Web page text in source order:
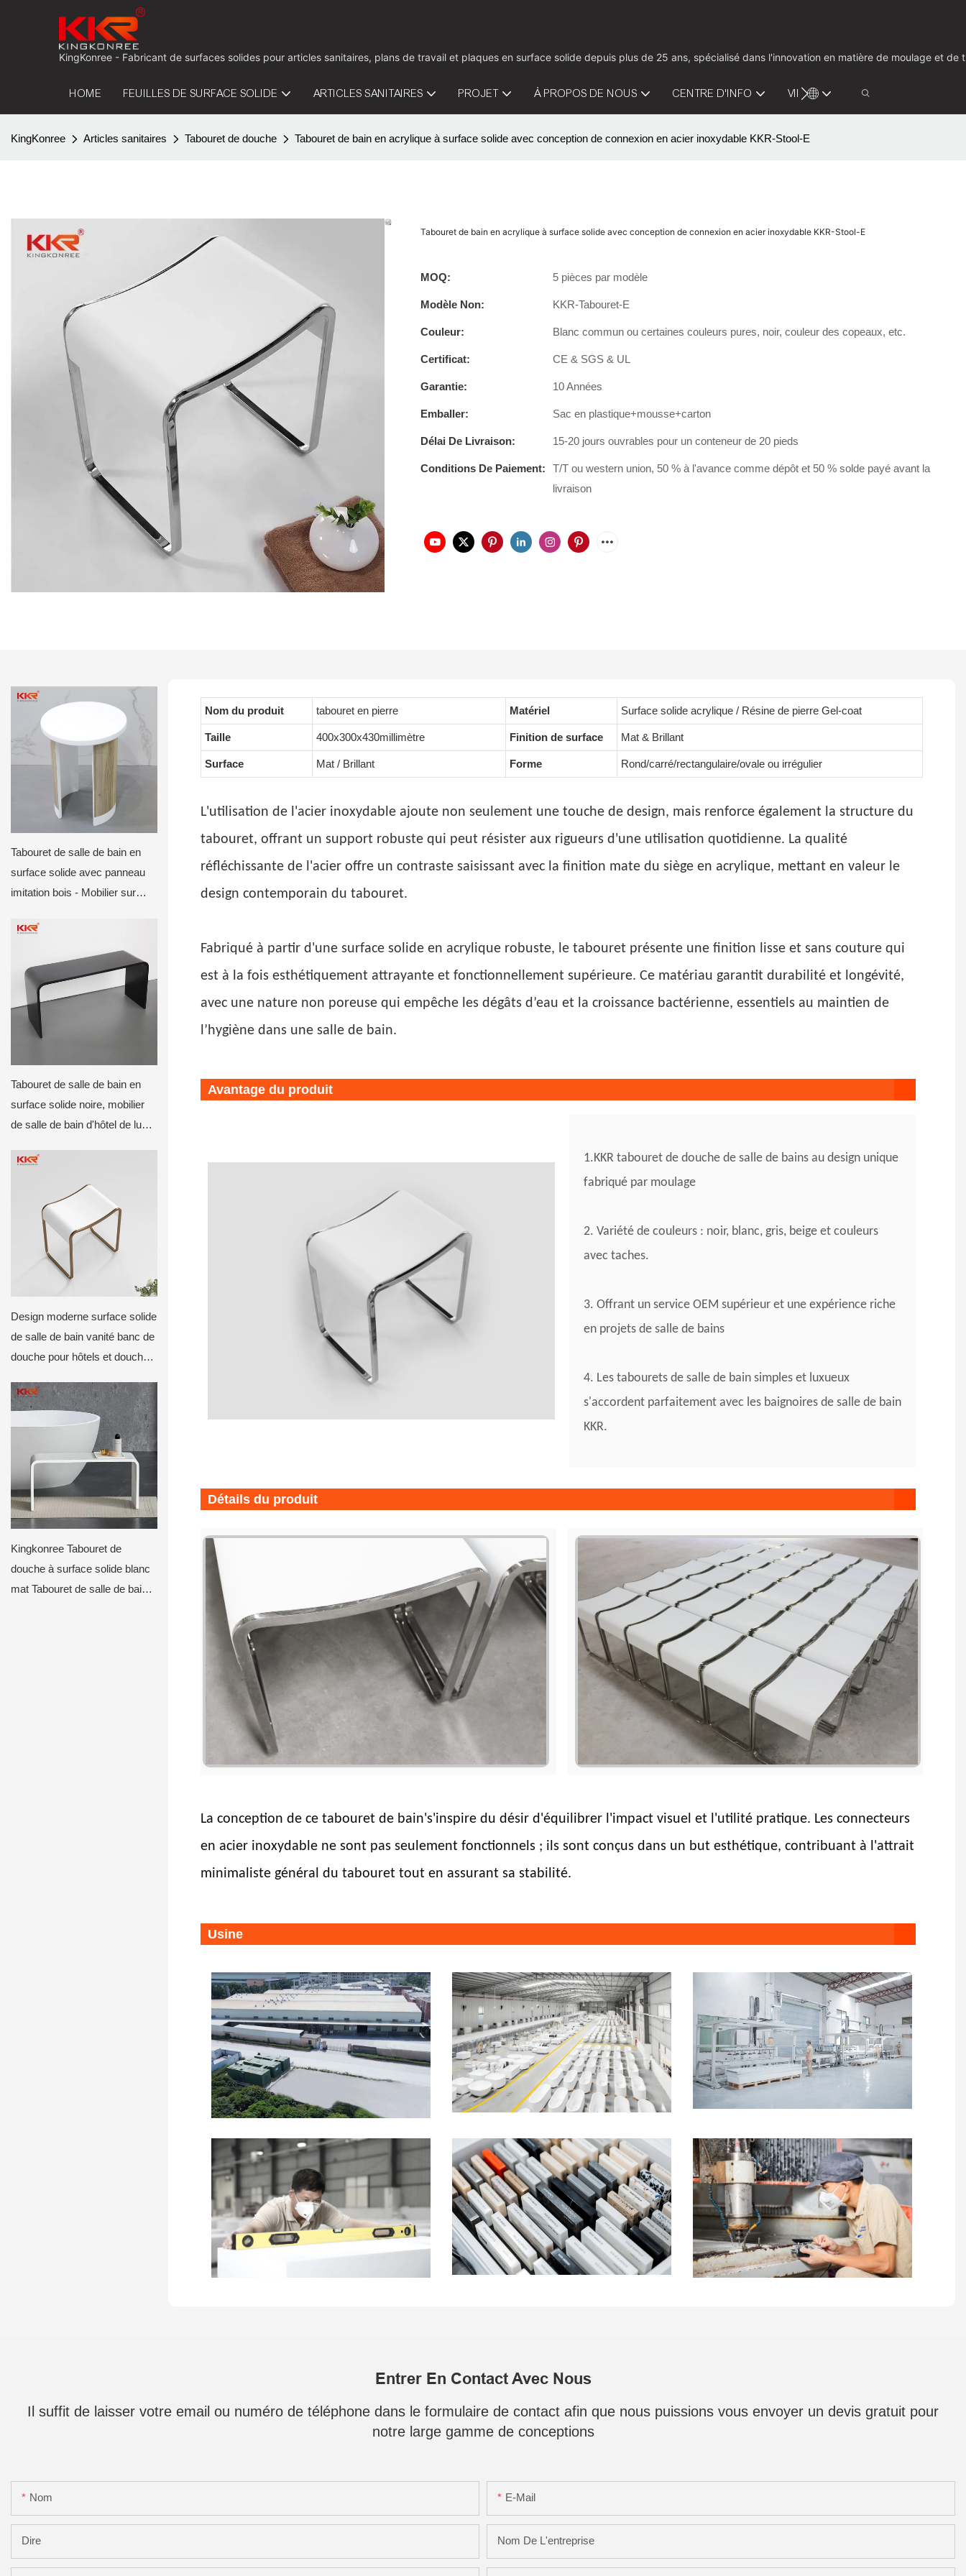
KingKonree - Fabricant de surfaces solides pour articles sanitaires, plans de travail et plaques en surface solide depuis plus de 25 ans, spécialisé dans l'innovation en matière de moulage et de
HOME FEUILLES DE SURFACE SOLIDE ARTICLES SANITAIRES PROJET À PROPOS DE NOUS CENTRE D'INFO VIDÉO CONTACTEZ-NOUS
KingKonree Articles sanitaires Tabouret de douche Tabouret de bain en acrylique à surface solide avec conception de connexion en acier inoxydable KKR-Stool-E
Tabouret de bain en acrylique à surface solide avec conception de connexion en acier inoxydable KKR-Stool-E
MOQ: 5 pièces par modèle
Modèle Non: KKR-Tabouret-E
Couleur: Blanc commun ou certaines couleurs pures, noir, couleur des copeaux, etc.
Certificat: CE & SGS & UL
Garantie: 10 Années
Emballer: Sac en plastique+mousse+carton
Délai De Livraison: 15-20 jours ouvrables pour un conteneur de 20 pieds
Conditions De Paiement:
T/T ou western union, 50 % à l'avance comme dépôt et 50 % solde payé avant la
livraison
Tabouret de salle de bain en
surface solide avec panneau
imitation bois - Mobilier sur
Tabouret de salle de bain en
surface solide noire, mobilier
de salle de bain d'hôtel de luxe,
contrats
Design moderne surface solide
de salle de bain vanité banc de
douche pour hôtels et douches
Kingkonree Tabouret de
douche à surface solide blanc
mat Tabouret de salle de bain
Nom du produit tabouret en pierre Matériel Surface solide acrylique / Résine de pierre Gel-coat
Taille 400x300x430millimètre Finition de surface Mat & Brillant
Surface Mat / Brillant Forme Rond/carré/rectangulaire/ovale ou irrégulier
L'utilisation de l'acier inoxydable ajoute non seulement une touche de design, mais renforce également la structure du
tabouret, offrant un support robuste qui peut résister aux rigueurs d'une utilisation quotidienne. La qualité
réfléchissante de l'acier offre un contraste saisissant avec la finition mate du siège en acrylique, mettant en valeur le
design contemporain du tabouret.
Fabriqué à partir d'une surface solide en acrylique robuste, le tabouret présente une finition lisse et sans couture qui
est à la fois esthétiquement attrayante et fonctionnellement supérieure. Ce matériau garantit durabilité et longévité,
avec une nature non poreuse qui empêche les dégâts d’eau et la croissance bactérienne, essentiels au maintien de
l’hygiène dans une salle de bain.
Avantage du produit
1.KKR tabouret de douche de salle de bains au design unique
fabriqué par moulage
2. Variété de couleurs : noir, blanc, gris, beige et couleurs
avec taches.
3. Offrant un service OEM supérieur et une expérience riche
en projets de salle de bains
4. Les tabourets de salle de bain simples et luxueux
s'accordent parfaitement avec les baignoires de salle de bain
KKR.
Détails du produit
La conception de ce tabouret de bain's'inspire du désir d'équilibrer l'impact visuel et l'utilité pratique. Les connecteurs
en acier inoxydable ne sont pas seulement fonctionnels ; ils sont conçus dans un but esthétique, contribuant à l'attrait
minimaliste général du tabouret tout en assurant sa stabilité.
Usine
Entrer En Contact Avec Nous
Il suffit de laisser votre email ou numéro de téléphone dans le formulaire de contact afin que nous puissions vous envoyer un devis gratuit pour
notre large gamme de conceptions
Nom E-Mail
Dire Nom De L'entreprise